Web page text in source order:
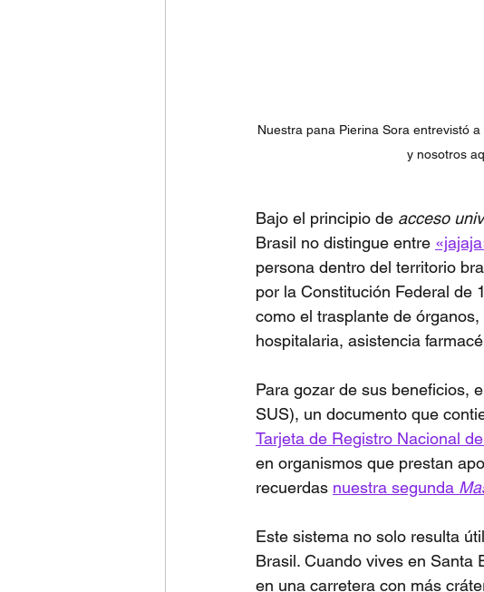
Nuestra pana Pierina Sora entrevistó
y nosotros
Bajo el principio de acceso
Brasil no distingue entre
persona dentro del territorio
por la Constitución Federal de
como el trasplante de
hospitalaria, asistencia
Para gozar de sus beneficios,
SUS), un documento que
Tarjeta de Registro Nacional
en organismos que prestan
recuerdas nuestra segunda
Este sistema no solo resulta
Brasil. Cuando vives en Santa
en una carretera con más